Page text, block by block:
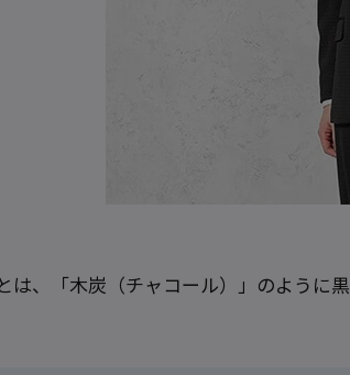
は、「木炭（チャコール）」のように